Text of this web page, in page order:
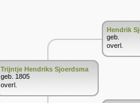
Trijntje Hendriks Sjoerdsma
geb. 1805
overl.
Hendrik
geb.
overl.